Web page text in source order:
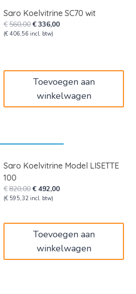
Saro Koelvitrine SC70 wit
€560,00Oorspronkelijke
prijs
€336,00Huidige
(€ 406,56 incl. btw)
Toevoegen aan
winkelwagen
Saro Koelvitrine Model LISETTE
100
€820,00Oorspronkelijke
prijs
€492,00Huidige
(€ 595,32 incl. btw)
Toevoegen aan
winkelwagen